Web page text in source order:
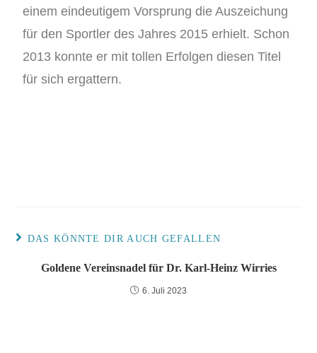
einem eindeutigem Vorsprung die Auszeichung
für den Sportler des Jahres 2015 erhielt. Schon
2013 konnte er mit tollen Erfolgen diesen Titel
für sich ergattern.
DAS KÖNNTE DIR AUCH GEFALLEN
Goldene Vereinsnadel für Dr. Karl-Heinz Wirries
6. Juli 2023